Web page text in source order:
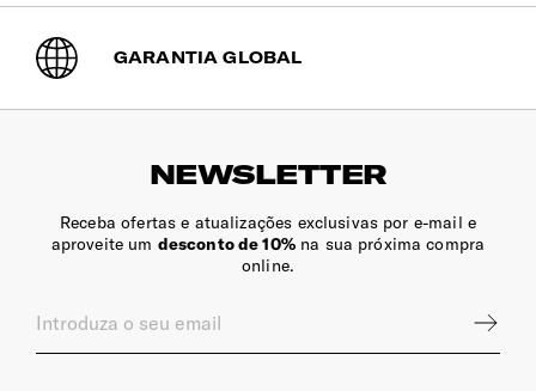
Dimensões Ecrã | Tablet
Com organização genérica.
Compartimento | Portátil
Acolchoado para transportar o portátil em segurança e
Bolso | Telemóvel
GARANTIA GLOBAL
NEWSLETTER
Receba ofertas e atualizações exclusivas por e-mail e
aproveite um desconto de 10%na sua próxima compra
online.